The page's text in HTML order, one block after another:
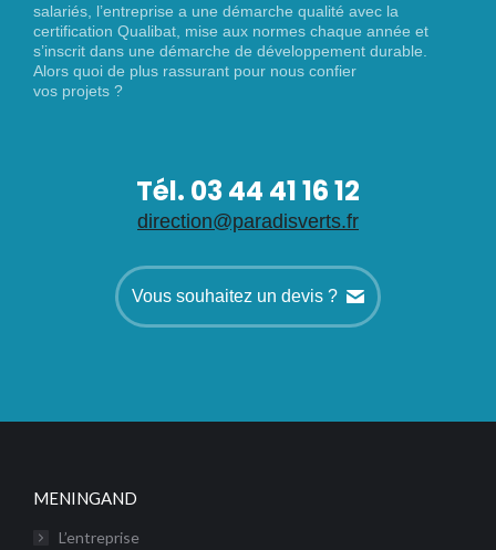
salariés, l’entreprise a une démarche qualité avec la
certification Qualibat, mise aux normes chaque année et
s’inscrit dans une démarche de développement durable.
Alors quoi de plus rassurant pour nous confier
vos projets ?
Tél. 03 44 41 16 12
direction@paradisverts.fr
Vous souhaitez un devis ?
MENINGAND
L’entreprise